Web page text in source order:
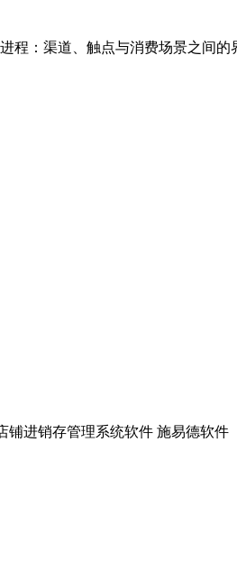
：渠道、触点与消费场景之间
进销存管理系统软件 施易德软件